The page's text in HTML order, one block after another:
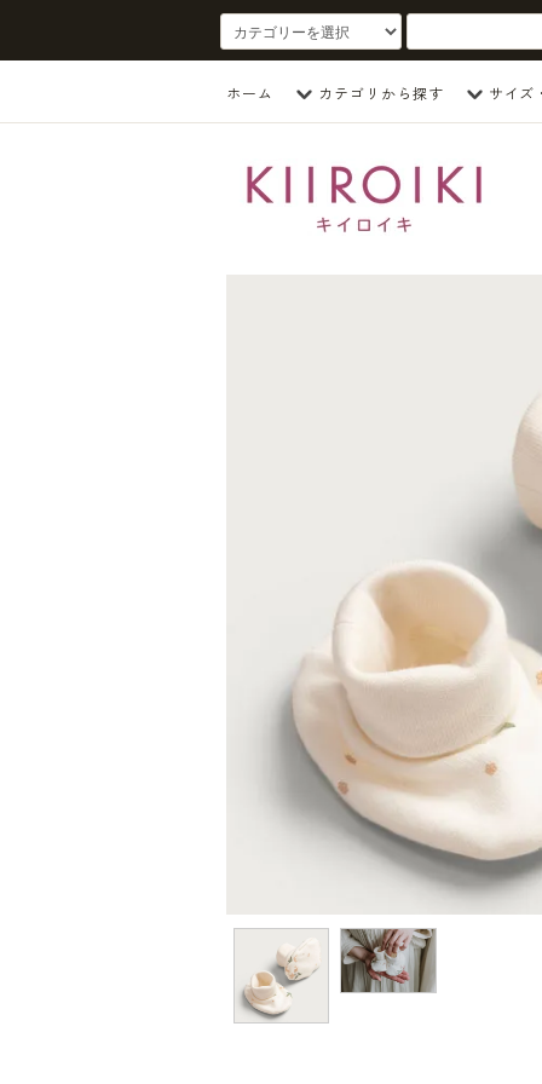
ホーム カテゴリから探す サイズ